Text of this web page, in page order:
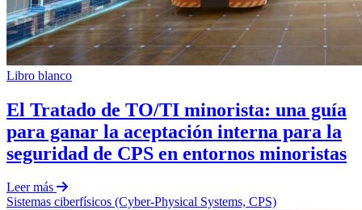
Libro blanco
El Tratado de TO/TI minorista: una guía
para ganar la aceptación interna para la
seguridad de CPS en entornos minoristas
Leer más
Sistemas ciberfísicos (Cyber-Physical Systems, CPS)